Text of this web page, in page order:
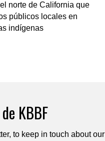
norte de California que
públicos locales en
indígenas
KBBF
to keep in touch about our